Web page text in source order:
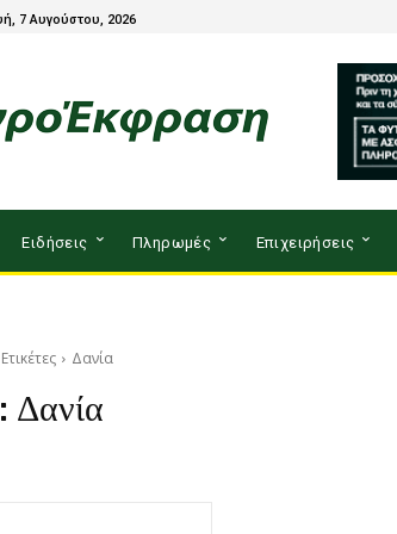
7 Αυγούστου, 2026
Ειδήσεις Πληρωμές Επιχειρήσεις
Ετικέτες Δανία
Δανία